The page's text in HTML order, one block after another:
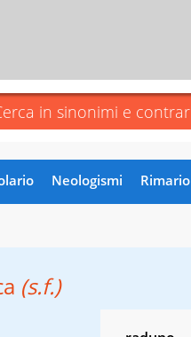
Neologismi Rimario
(s.f.)